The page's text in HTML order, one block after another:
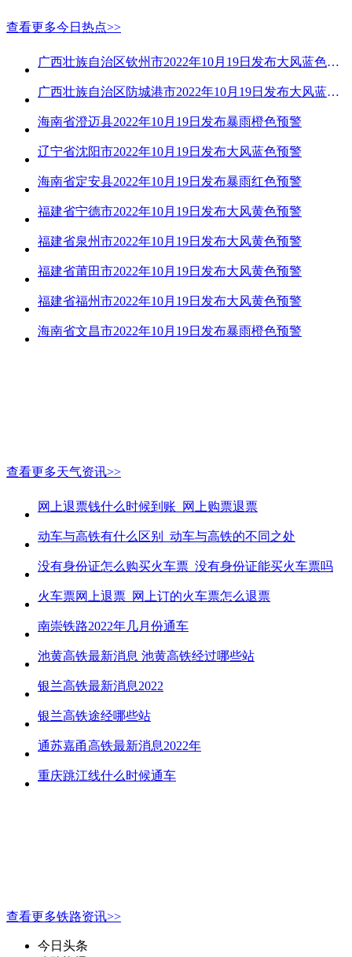
查看更多今日热点>>
广西壮族自治区钦州市2022年10月19日发布大风蓝色预警
广西壮族自治区防城港市2022年10月19日发布大风蓝色预警
海南省澄迈县2022年10月19日发布暴雨橙色预警
辽宁省沈阳市2022年10月19日发布大风蓝色预警
海南省定安县2022年10月19日发布暴雨红色预警
福建省宁德市2022年10月19日发布大风黄色预警
福建省泉州市2022年10月19日发布大风黄色预警
福建省莆田市2022年10月19日发布大风黄色预警
福建省福州市2022年10月19日发布大风黄色预警
海南省文昌市2022年10月19日发布暴雨橙色预警
查看更多天气资讯>>
网上退票钱什么时候到账_网上购票退票
动车与高铁有什么区别_动车与高铁的不同之处
没有身份证怎么购买火车票_没有身份证能买火车票吗
火车票网上退票_网上订的火车票怎么退票
南崇铁路2022年几月份通车
池黄高铁最新消息 池黄高铁经过哪些站
银兰高铁最新消息2022
银兰高铁途经哪些站
通苏嘉甬高铁最新消息2022年
重庆跳江线什么时候通车
查看更多铁路资讯>>
今日头条